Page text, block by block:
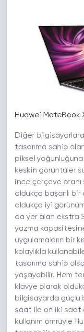
Huawei MateBook
Diğer
tasarıma sahip
piksel yoğunluğuna
keskin görüntüler
ince çerçeve oranı
oldukça başarılı
oldukça iyi
da yer alan ekstra
yazma
uygulamaların bir
kolaylıkla
tasarıma sahip
yaşayabilir. Hem
klavye olarak
bilgisayarda güçlü
saat ile on iki saat
kullanım ömrüyle